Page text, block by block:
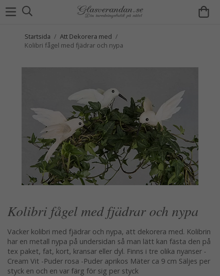
Startsida / Att Dekorera med /
Kolibri fågel med fjädrar och nypa
Kolibri fågel med fjädrar och nypa
Vacker kolibri med fjädrar och nypa, att dekorera med. Kolibrin
har en metall nypa på undersidan så man lätt kan fästa den på
tex paket, fat, kort, kransar eller dyl. Finns i tre olika nyanser -
Cream Vit -Puder rosa -Puder aprikos Mäter ca 9 cm Säljes per
styck en och en var färg för sig per styck